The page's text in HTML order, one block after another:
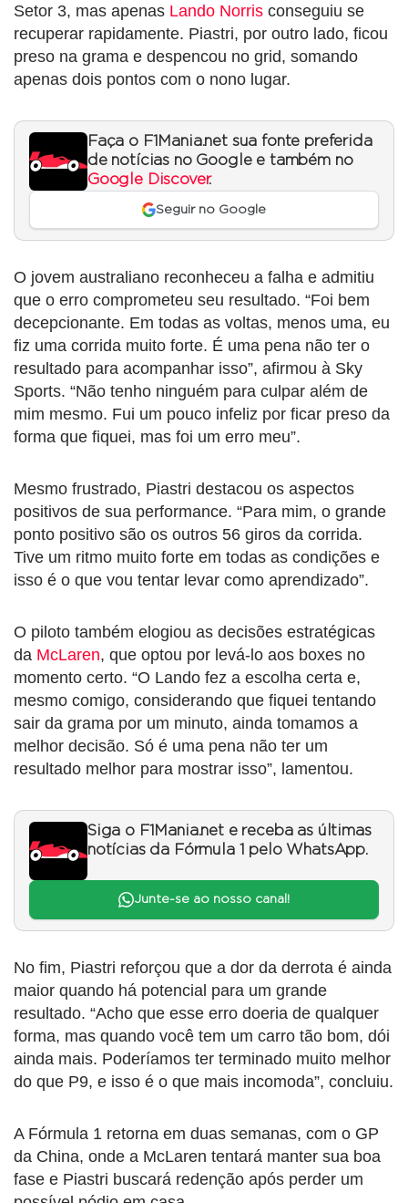
Setor 3, mas apenas Lando Norris conseguiu se
recuperar rapidamente. Piastri, por outro lado, ficou
preso na grama e despencou no grid, somando
apenas dois pontos com o nono lugar.
Faça o F1Mania.net sua fonte preferida
de notícias no Google e também no
Google Discover.
Seguir no Google
O jovem australiano reconheceu a falha e admitiu
que o erro comprometeu seu resultado. “Foi bem
decepcionante. Em todas as voltas, menos uma, eu
fiz uma corrida muito forte. É uma pena não ter o
resultado para acompanhar isso”, afirmou à Sky
Sports. “Não tenho ninguém para culpar além de
mim mesmo. Fui um pouco infeliz por ficar preso da
forma que fiquei, mas foi um erro meu”.
Mesmo frustrado, Piastri destacou os aspectos
positivos de sua performance. “Para mim, o grande
ponto positivo são os outros 56 giros da corrida.
Tive um ritmo muito forte em todas as condições e
isso é o que vou tentar levar como aprendizado”.
O piloto também elogiou as decisões estratégicas
da McLaren, que optou por levá-lo aos boxes no
momento certo. “O Lando fez a escolha certa e,
mesmo comigo, considerando que fiquei tentando
sair da grama por um minuto, ainda tomamos a
melhor decisão. Só é uma pena não ter um
resultado melhor para mostrar isso”, lamentou.
Siga o F1Mania.net e receba as últimas
notícias da Fórmula 1 pelo WhatsApp.
Junte-se ao nosso canal!
No fim, Piastri reforçou que a dor da derrota é ainda
maior quando há potencial para um grande
resultado. “Acho que esse erro doeria de qualquer
forma, mas quando você tem um carro tão bom, dói
ainda mais. Poderíamos ter terminado muito melhor
do que P9, e isso é o que mais incomoda”, concluiu.
A Fórmula 1 retorna em duas semanas, com o GP
da China, onde a McLaren tentará manter sua boa
fase e Piastri buscará redenção após perder um